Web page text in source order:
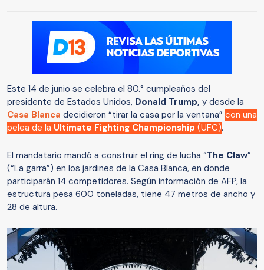
Este 14 de junio se celebra el 80.° cumpleaños del
presidente de Estados Unidos, Donald Trump, y desde la
Casa Blanca decidieron “tirar la casa por la ventana” con una
pelea de la Ultimate Fighting Championship (UFC).
El mandatario mandó a construir el ring de lucha “The Claw”
(“La garra”) en los jardines de la Casa Blanca, en donde
participarán 14 competidores. Según información de AFP, la
estructura pesa 600 toneladas, tiene 47 metros de ancho y
28 de altura.